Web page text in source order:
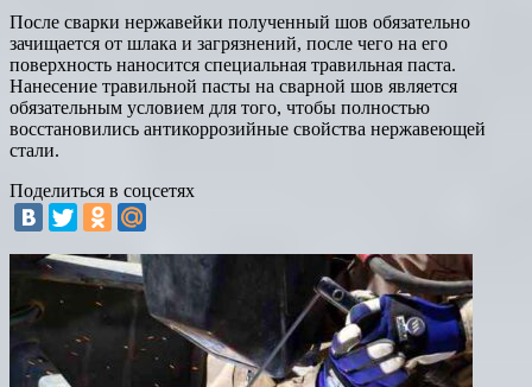
После сварки нержавейки полученный шов обязательно
зачищается от шлака и загрязнений, после чего на его
поверхность наносится специальная травильная паста.
Нанесение травильной пасты на сварной шов является
обязательным условием для того, чтобы полностью
восстановились антикоррозийные свойства нержавеющей
стали.
Поделиться в соцсетях